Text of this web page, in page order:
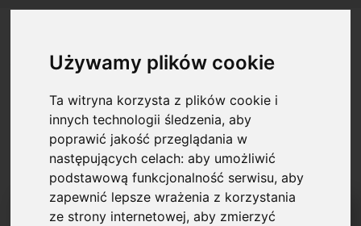
Używamy plików cookie
Ta witryna korzysta z plików cookie i
innych technologii śledzenia, aby
poprawić jakość przeglądania w
następujących celach:aby umożliwić
podstawową funkcjonalność serwisu,aby
zapewnić lepsze wrażenia z korzystania
ze strony internetowej,aby zmierzyć
UKRAINY
dr Anna Wylegała